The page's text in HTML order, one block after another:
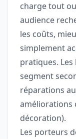
charge tout
audience
les coûts,
simplement
pratiques.
segment
réparations
améliorations
décoration).
Les porteurs